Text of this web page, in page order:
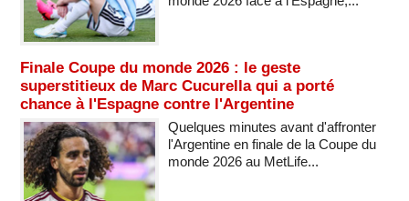
Finale Coupe du monde 2026 : le geste
superstitieux de Marc Cucurella qui a porté
chance à l'Espagne contre l'Argentine
Quelques minutes avant d'affronter
l'Argentine en finale de la Coupe du
monde 2026 au MetLife...